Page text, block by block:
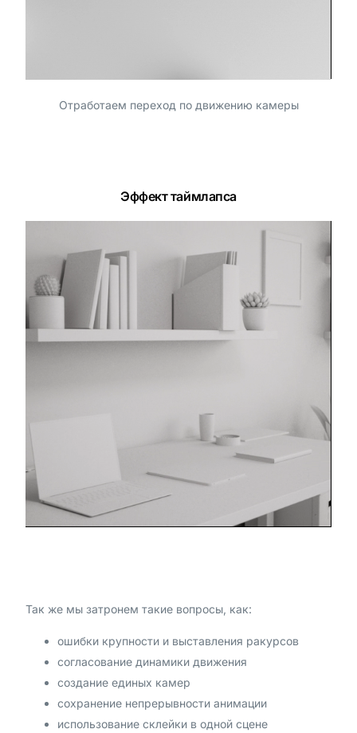
Отработаем переход по движению камеры
Эффект таймлапса
Так же мы затронем такие вопросы, как:
ошибки крупности и выставления ракурсов
согласование динамики движения
создание единых камер
сохранение непрерывности анимации
использование склейки в одной сцене